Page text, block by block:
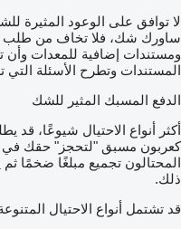
لا توافق على الوعود المثيرة
ساورك شك، فلا تخاف من طلب
ومستندات إضافية للمعدات
المستندات وتطرح الأسئلة التي
الدفع المسبك المثير للشك
أكثر أنواع الاحتيال شيوعًا، قد
كعربون مسبق "لتحجز" حقك في
المحتالون تجميع مبلغًا ضخمًا
ذلك.
قد تشتمل أنواع الاحتيال